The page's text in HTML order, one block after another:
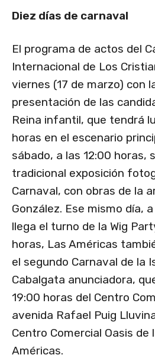
Diez días de carnaval
El programa de actos del
Internacional de Los
viernes (17 de marzo) con
presentación de las
Reina infantil, que tendrá
horas en el escenario
sábado, a las 12:00 horas,
tradicional exposición
Carnaval, con obras de la
González. Ese mismo día,
llega el turno de la Wig
horas, Las Américas
el segundo Carnaval de la
Cabalgata anunciadora,
19:00 horas del Centro
avenida Rafael Puig
Centro Comercial Oasis de
Américas.